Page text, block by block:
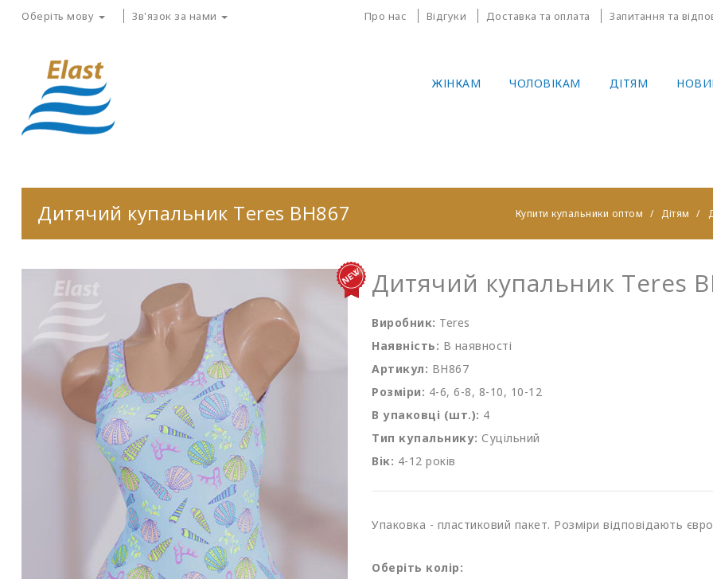
Оберіть мову Зв'язок за нами Про нас Відгуки Доставка та оплата Запитання та
ЖІНКАМ ЧОЛОВІКАМ ДІТЯМ
Дитячий купальник Teres BH867 Купити купальники оптом Дітям
Дитячий купальник Teres
Виробник: Teres
Наявність: В наявності
Артикул: BH867
Розміри: 4-6, 6-8, 8-10, 10-12
В упаковці (шт.): 4
Тип купальнику: Суцільний
Вік: 4-12 років
Упаковка - пластиковий пакет. Розміри відповідають
Оберіть колір: